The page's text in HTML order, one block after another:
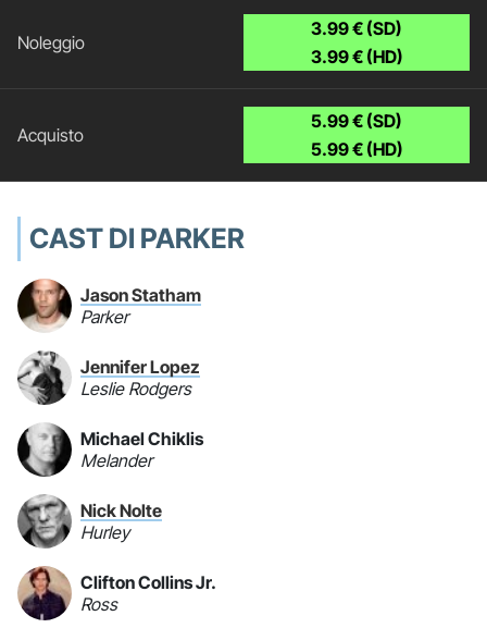
3.99 € (SD)
3.99 € (HD)
5.99 € (SD)
5.99 € (HD)
CAST DI PARKER
Jason Statham
Parker
Jennifer Lopez
Leslie Rodgers
Michael Chiklis
Melander
Nick Nolte
Hurley
Clifton Collins Jr.
Ross